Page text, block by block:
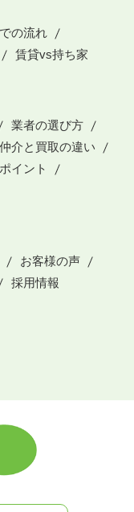
の流れ
賃貸vs持ち家
業者の選び方
仲介と買取の違い
イント
お客様の声
採用情報